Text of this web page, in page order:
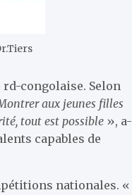
congolaise. Selon
aux jeunes filles
tout est possible », a-
capables de
nationales. «